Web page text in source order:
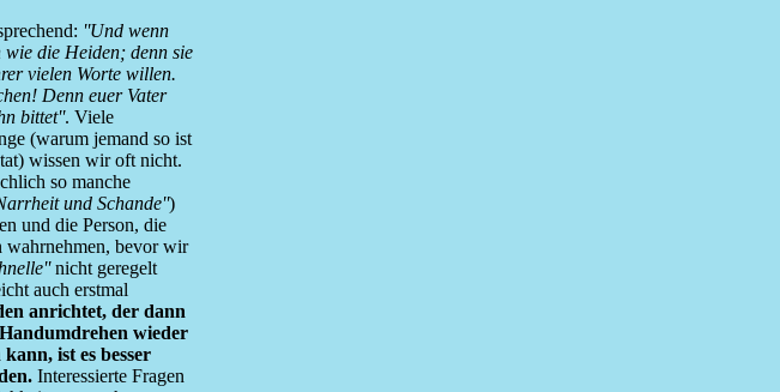
''Und wenn
die Heiden; denn sie
vielen Worte willen.
Denn euer Vater
bittet''. Viele
(warum jemand so ist
wissen wir oft nicht.
so manche
und Schande'')
und die Person, die
wahrnehmen, bevor wir
nicht geregelt
auch erstmal
anrichtet, der dann
wieder
ist es besser
Interessierte Fragen